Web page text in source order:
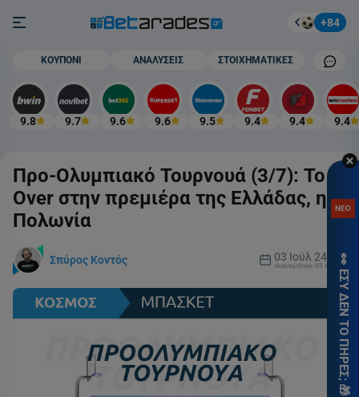
Burger button Στοίχημα +84
Mobile
ΚΟΥΠΟΝΙ ΑΝΑΛΥΣΕΙΣ ΣΤΟΙΧΗΜΑΤΙΚΕΣ
9.8 9.7 9.6 9.6 9.5 9.4 9.4 9.4
Προ-Ολυμπιακό Τουρνουά (3/7): Το
Over στην πρεμιέρα της Ελλάδας, η
Πολωνία
Σπύρος Κοντός 03 Ιούλ 24
Ανανεώθηκε: 03 Ιούλ 24
Νέο
με
ΝΕΟ
👀 ΕΣΥ ΔΕΝ ΤΟ ΠΗΡΕΣ; 🎁